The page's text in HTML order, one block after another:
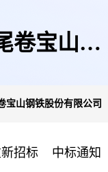
卷宝山钢
宝山钢铁股份有限公司
招标 中标通知